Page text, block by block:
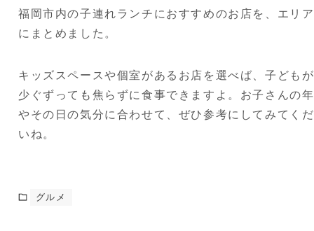
福岡市内の子連れランチにおすすめのお店を、エリ
にまとめました。
キッズスペースや個室があるお店を選べば、子ども
少ぐずっても焦らずに食事できますよ。お子さんの
やその日の気分に合わせて、ぜひ参考にしてみてく
いね。
グルメ